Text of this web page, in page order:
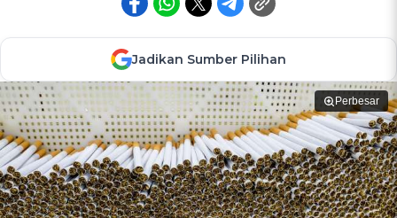
Jadikan Sumber Pilihan
Perbesar